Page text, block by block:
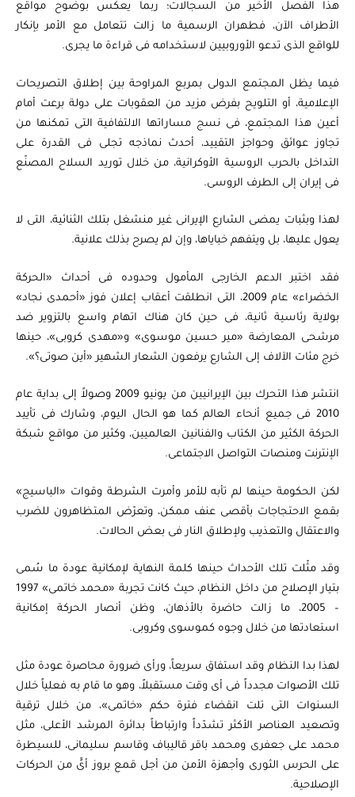
هذا الفصل الأخير من السجالات؛ ربما يعكس بوضوح مواقع
الأطراف الآن، فطهران الرسمية ما زالت تتعامل مع الأمر بإنكار
للواقع الذى تدعو الأوروبيين لاستخدامه فى قراءة ما يجرى.
فيما يظل المجتمع الدولى بمربع المراوحة بين إطلاق التصريحات
الإعلامية، أو التلويح بفرض مزيد من العقوبات على دولة برعت أمام
أعين هذا المجتمع، فى نسج مساراتها الالتفافية التى تمكنها من
تجاوز عوائق وحواجز التقييد، أحدث نماذجه تجلى فى القدرة على
التداخل بالحرب الروسية الأوكرانية، من خلال توريد السلاح المصنّع
فى إيران إلى الطرف الروسى.
لهذا وبثبات يمضى الشارع الإيرانى غير منشغل بتلك الثنائية، التى لا
يعول عليها، بل ويتفهم خباياها، وإن لم يصرح بذلك علانية.
فقد اختبر الدعم الخارجى المأمول وحدوده فى أحداث «الحركة
الخضراء» عام 2009، التى انطلقت أعقاب إعلان فوز «أحمدى نجاد»
بولاية رئاسية ثانية، فى حين كان هناك اتهام واسع بالتزوير ضد
مرشحى المعارضة «مير حسين موسوى» و«مهدى كروبى»، حينها
خرج مئات الآلاف إلى الشارع يرفعون الشعار الشهير «أين صوتى؟».
انتشر هذا التحرك بين الإيرانيين من يونيو 2009 وصولاً إلى بداية عام
2010 فى جميع أنحاء العالم كما هو الحال اليوم، وشارك فى تأييد
الحركة الكثير من الكتاب والفنانين العالميين، وكثير من مواقع شبكة
الإنترنت ومنصات التواصل الاجتماعى.
لكن الحكومة حينها لم تأبه للأمر وأمرت الشرطة وقوات «الباسيج»
بقمع الاحتجاجات بأقصى عنف ممكن، وتعرّض المتظاهرون للضرب
والاعتقال والتعذيب ولإطلاق النار فى بعض الحالات.
وقد مثّلت تلك الأحداث حينها كلمة النهاية لإمكانية عودة ما سُمى
بتيار الإصلاح من داخل النظام، حيث كانت تجربة «محمد خاتمى» 1997
– 2005، ما زالت حاضرة بالأذهان، وظن أنصار الحركة إمكانية
استعادتها من خلال وجوه كموسوى وكروبى.
لهذا بدا النظام وقد استفاق سريعاً، ورأى ضرورة محاصرة عودة مثل
تلك الأصوات مجدداً فى أى وقت مستقبلاً، وهو ما قام به فعلياً خلال
السنوات التى تلت انقضاء فترة حكم «خاتمى»، من خلال ترقية
وتصعيد العناصر الأكثر تشدّداً وارتباطاً بدائرة المرشد الأعلى، مثل
محمد على جعفرى ومحمد باقر قاليباف وقاسم سليمانى، للسيطرة
على الحرس الثورى وأجهزة الأمن من أجل قمع بروز أىٍّ من الحركات
الإصلاحية.